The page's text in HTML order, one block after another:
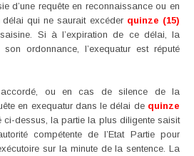
d’une requête en reconnaissance ou en
qui ne saurait excéder quinze (15)
Si à l’expiration de ce délai, la
ordonnance, l’exequatur est réputé
accordé, ou en cas de silence de la
en exequatur dans le délai de quinze
ci-dessus, la partie la plus diligente saisit
compétente de l’Etat Partie pour
sur la minute de la sentence. La